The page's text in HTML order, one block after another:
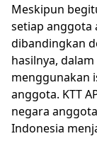
Meskipun
setiap anggota
dibandingkan
hasilnya,
menggunakan
anggota. KTT
negara
Indonesia